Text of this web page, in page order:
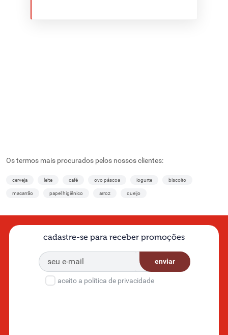
Os termos mais procurados pelos nossos clientes:
cerveja leite café ovo páscoa iogurte biscoito
macarrão papel higiênico arroz queijo
cadastre-se para receber promoções
enviar
aceito a política de privacidade